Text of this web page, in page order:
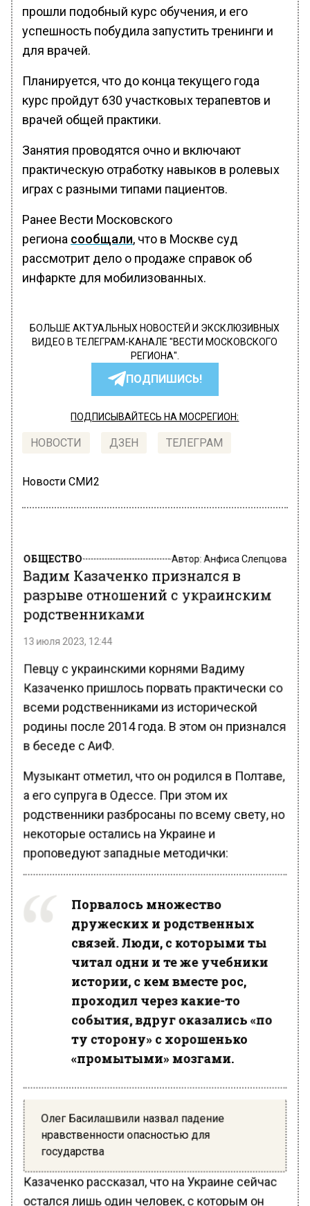
прошли подобный курс обучения, и его
успешность побудила запустить тренинги и
для врачей.
Планируется, что до конца текущего года
курс пройдут 630 участковых терапевтов и
врачей общей практики.
Занятия проводятся очно и включают
практическую отработку навыков в ролевых
играх с разными типами пациентов.
Ранее Вести Московского
региона сообщали, что в Москве суд
рассмотрит дело о продаже справок об
инфаркте для мобилизованных.
БОЛЬШЕ АКТУАЛЬНЫХ НОВОСТЕЙ И ЭКСКЛЮЗИВНЫХ
ВИДЕО В ТЕЛЕГРАМ-КАНАЛЕ "ВЕСТИ МОСКОВСКОГО
РЕГИОНА".
ПОДПИШИСЬ!
ПОДПИСЫВАЙТЕСЬ НА МОСРЕГИОН:
НОВОСТИ ДЗЕН ТЕЛЕГРАМ
Новости СМИ2
ОБЩЕСТВО Автор: Анфиса Слепцова
Вадим Казаченко признался в
разрыве отношений с украинским
родственниками
13 июля 2023, 12:44
Певцу с украинскими корнями Вадиму
Казаченко пришлось порвать практически со
всеми родственниками из исторической
родины после 2014 года. В этом он признался
в беседе с АиФ.
Музыкант отметил, что он родился в Полтаве,
а его супруга в Одессе. При этом их
родственники разбросаны по всему свету, но
некоторые остались на Украине и
проповедуют западные методички:
Порвалось множество
дружеских и родственных
связей. Люди, с которыми ты
читал одни и те же учебники
истории, с кем вместе рос,
проходил через какие-то
события, вдруг оказались «по
ту сторону» с хорошенько
«промытыми» мозгами.
Олег Басилашвили назвал падение
нравственности опасностью для
государства
Казаченко рассказал, что на Украине сейчас
остался лишь один человек, с которым он